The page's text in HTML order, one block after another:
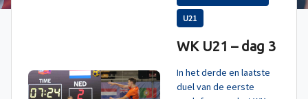
U21
WK U21 – dag 3
In het derde en laatste
duel van de eerste